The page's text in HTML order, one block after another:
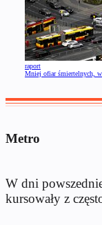
raport
Mniej ofiar śmiertelnych,
Metro
W dni
kursowały z